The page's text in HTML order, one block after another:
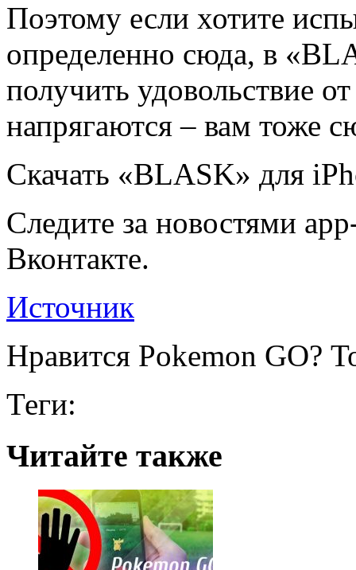
Поэтому если хотите
определенно сюда, в
получить удовольствие
напрягаются – вам тоже
Скачать «BLASK» для
Следите за новостями
Вконтакте.
Источник
Нравится Pokemon GO?
Теги:
Читайте также